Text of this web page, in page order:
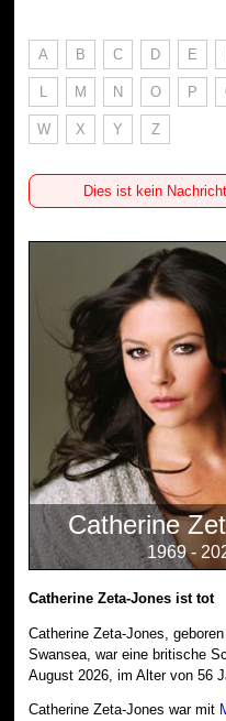
A B C D E
L M N O P
W X Y Z
Dies ist kein
Catherine
1969 -
Catherine Zeta-Jones ist tot
Catherine Zeta-Jones,
Swansea, war eine britische
August 2026, im Alter von 56
Catherine Zeta-Jones war mit